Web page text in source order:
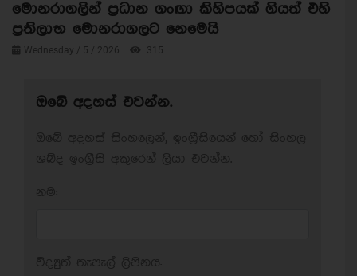
මොනරාගලින් ප්‍රධාන ගංඟා කිහිපයක් ගියත් එහි
ප්‍රතිලාභ මොනරාගලට නෙමෙයි
Wednesday / 5 / 2026 315
ඔබේ අදහස් එවන්න.